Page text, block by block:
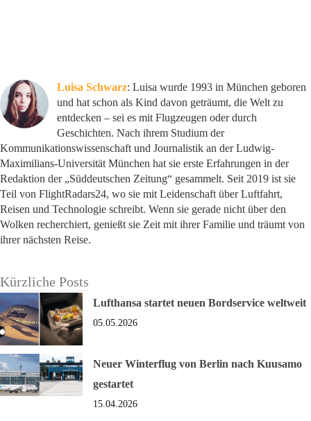
Luisa Schwarz: Luisa wurde 1993 in München geboren
und hat schon als Kind davon geträumt, die Welt zu
entdecken – sei es mit Flugzeugen oder durch
Geschichten. Nach ihrem Studium der
Kommunikationswissenschaft und Journalistik an der Ludwig-
Maximilians-Universität München hat sie erste Erfahrungen in der
Redaktion der „Süddeutschen Zeitung“ gesammelt. Seit 2019 ist sie
Teil von FlightRadars24, wo sie mit Leidenschaft über Luftfahrt,
Reisen und Technologie schreibt. Wenn sie gerade nicht über den
Wolken recherchiert, genießt sie Zeit mit ihrer Familie und träumt von
ihrer nächsten Reise.
Kürzliche Posts
Lufthansa startet neuen Bordservice weltweit
05.05.2026
Neuer Winterflug von Berlin nach Kuusamo
gestartet
15.04.2026